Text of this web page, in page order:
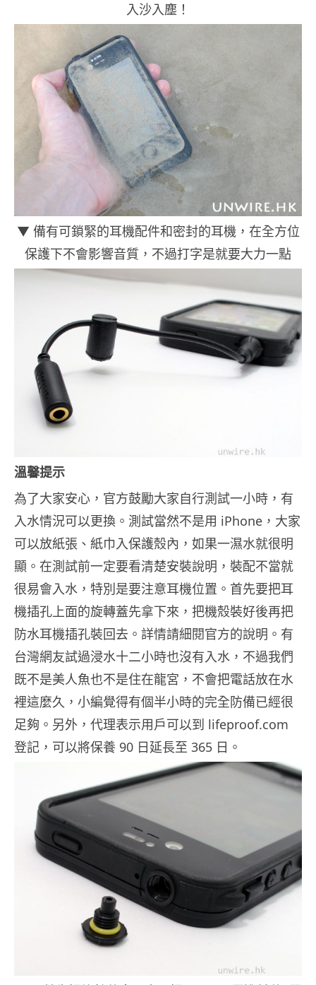
入沙入塵！
▼ 備有可鎖緊的耳機配件和密封的耳機，在全方位
保護下不會影響音質，不過打字是就要大力一點
溫馨提示
為了大家安心，官方鼓勵大家自行測試一小時，有
入水情況可以更換。測試當然不是用 iPhone，大家
可以放紙張、紙巾入保護殼內，如果一濕水就很明
顯。在測試前一定要看清楚安裝說明，裝配不當就
很易會入水，特別是要注意耳機位置。首先要把耳
機插孔上面的旋轉蓋先拿下來，把機殼裝好後再把
防水耳機插孔裝回去。詳情請細閱官方的說明。有
台灣網友試過浸水十二小時也沒有入水，不過我們
既不是美人魚也不是住在龍宮，不會把電話放在水
裡這麼久，小編覺得有個半小時的完全防備已經很
足夠。另外，代理表示用戶可以到 lifeproof.com
登記，可以將保養 90 日延長至 365 日。